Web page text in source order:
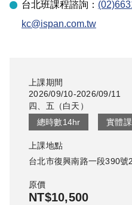
台北班課程諮詢：
kc@ispan.com.tw
上課期間
2026/09/10-2026/09/11
四、五 （白天 ）
總時數14hr 實體
上課地點
台北市復興南路一段390號
原價
NT$10,500